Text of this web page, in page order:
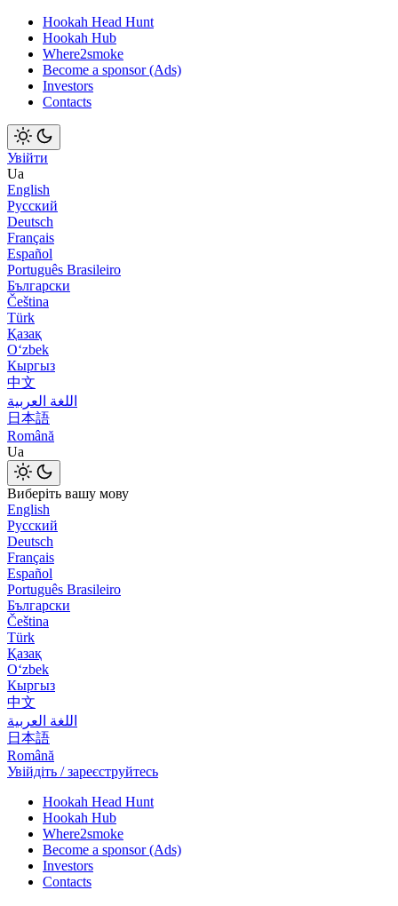
Hookah Head Hunt
Hookah Hub
Where2smoke
Become a sponsor (Ads)
Investors
Contacts
Увійти
Ua
English
Русский
Deutsch
Français
Español
Português Brasileiro
Български
Čeština
Türk
Қазақ
Оʻzbek
Кыргыз
中文
اللغة العربية
日本語
Română
Ua
Виберіть вашу мову
English
Русский
Deutsch
Français
Español
Português Brasileiro
Български
Čeština
Türk
Қазақ
Оʻzbek
Кыргыз
中文
اللغة العربية
日本語
Română
Увійдіть / зареєструйтесь
Hookah Head Hunt
Hookah Hub
Where2smoke
Become a sponsor (Ads)
Investors
Contacts